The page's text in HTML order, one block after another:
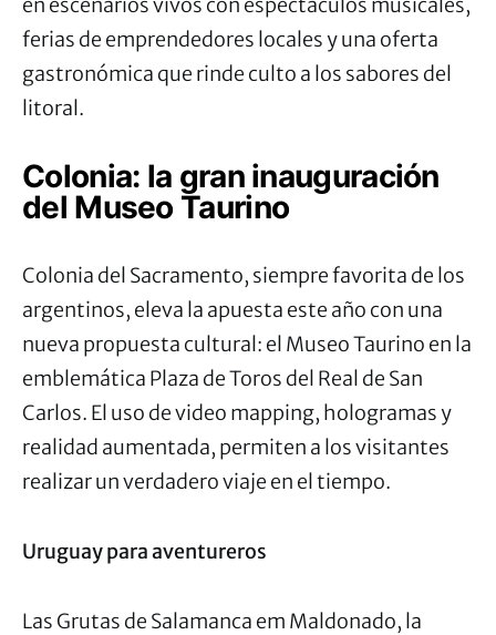
ferias de emprendedores locales y una oferta
gastronómica que rinde culto a los sabores del
litoral.
Colonia: la gran inauguración
del Museo Taurino
Colonia del Sacramento, siempre favorita de los
argentinos, eleva la apuesta este año con una
nueva propuesta cultural: el Museo Taurino en la
emblemática Plaza de Toros del Real de San
Carlos. El uso de video mapping, hologramas y
realidad aumentada, permiten a los visitantes
realizar un verdadero viaje en el tiempo.
Uruguay para aventureros
Las Grutas de Salamanca em Maldonado, la